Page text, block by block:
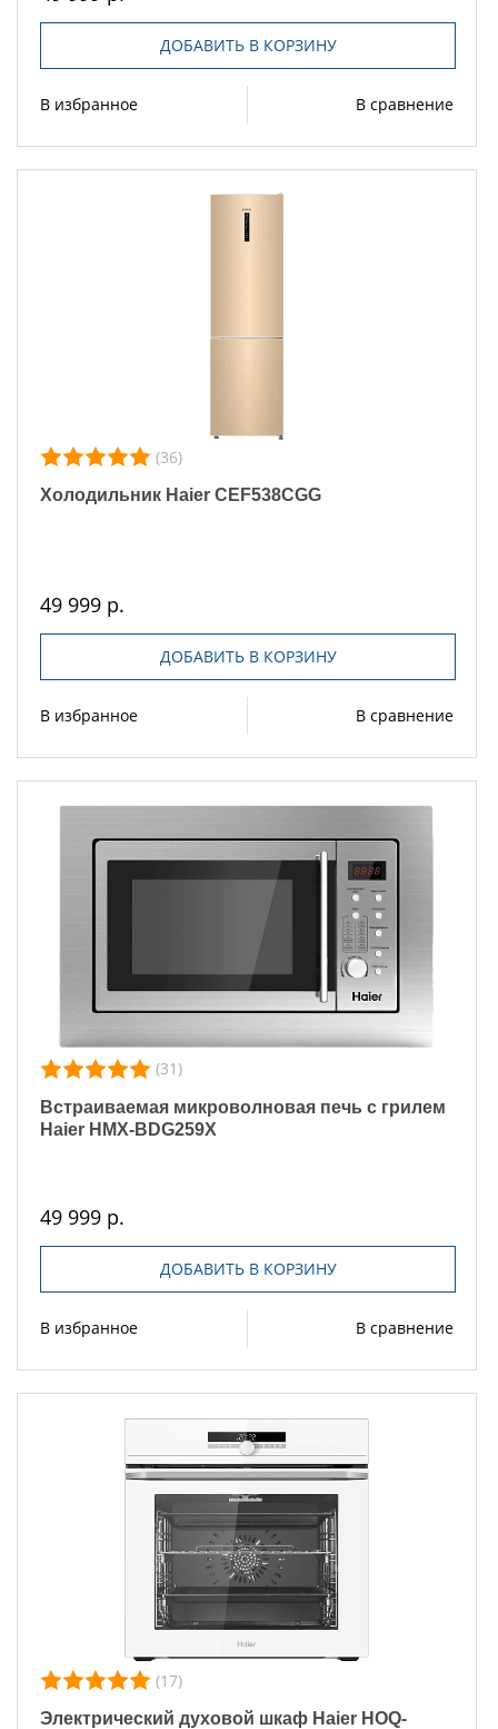
ДОБАВИТЬ В КОРЗИНУ
В избранное В сравнение
(36)
Холодильник Haier CEF538CGG
49 999 р.
ДОБАВИТЬ В КОРЗИНУ
В избранное В сравнение
(31)
Встраиваемая микроволновая печь с грилем
Haier HMX-BDG259X
49 999 р.
ДОБАВИТЬ В КОРЗИНУ
В избранное В сравнение
(17)
Электрический духовой шкаф Haier HOQ-